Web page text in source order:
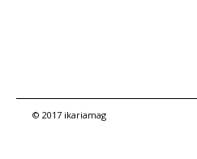
© 2017 ikariamag